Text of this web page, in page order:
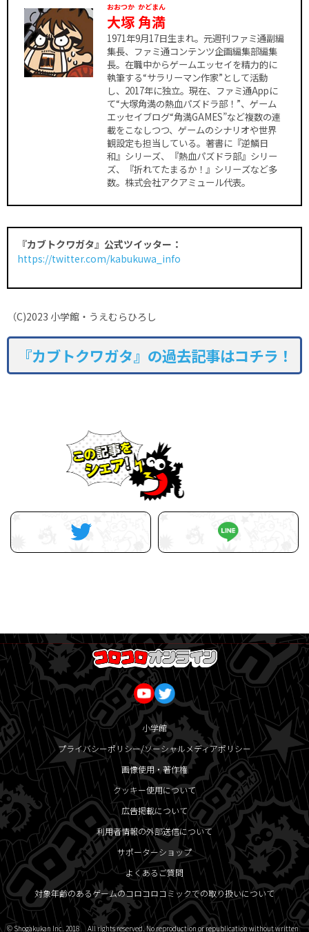
大塚
おおつか
角満
かどまん
1971年9月17日生まれ。元週刊ファミ通副編
集長、ファミ通コンテンツ企画編集部編集
長。在職中からゲームエッセイを精力的に
執筆する“サラリーマン作家”として活動
し、2017年に独立。現在、ファミ通Appに
て“大塚角満の熱血パズドラ部！”、ゲーム
エッセイブログ“角満GAMES”など複数の連
載をこなしつつ、ゲームのシナリオや世界
観設定も担当している。著書に『逆鱗日
和』シリーズ、『熱血パズドラ部』シリー
ズ、『折れてたまるか！』シリーズなど多
数。株式会社アクアミュール代表。
『カブトクワガタ』公式ツイッター：
https://twitter.com/kabukuwa_info
（C)2023 小学館・うえむらひろし
『カブトクワガタ』の過去記事はコチラ！
小学館
プライバシーポリシー/ソーシャルメディアポリシー
画像使用・著作権
クッキー使用について
広告掲載について
利用者情報の外部送信について
サポーターショップ
よくあるご質問
対象年齢のあるゲームのコロコロコミックでの取り扱いについて
© Shogakukan Inc. 2018 All rights reserved. No reproduction or republication without written